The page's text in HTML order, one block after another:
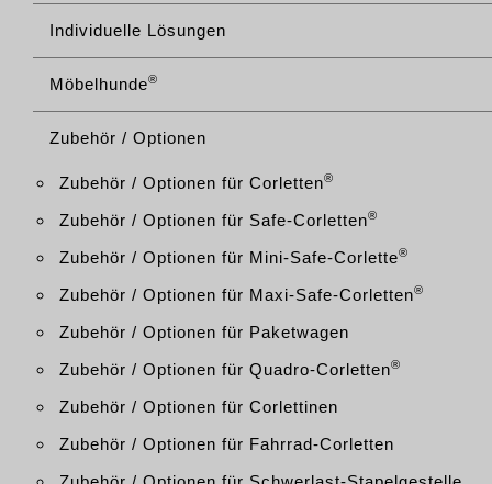
Individuelle Lösungen
Möbelhunde®
Zubehör / Optionen
Zubehör / Optionen für Corletten®
Zubehör / Optionen für Safe-Corletten®
Zubehör / Optionen für Mini-Safe-Corlette®
Zubehör / Optionen für Maxi-Safe-Corletten®
Zubehör / Optionen für Paketwagen
Zubehör / Optionen für Quadro-Corletten®
Zubehör / Optionen für Corlettinen
Zubehör / Optionen für Fahrrad-Corletten